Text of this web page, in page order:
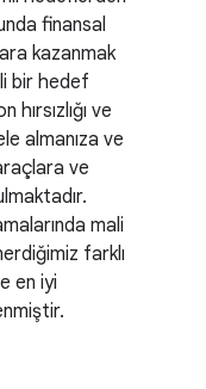
finansal
kazanmak
bir hedef
ve
almanıza ve
ve
mali
farklı
en iyi